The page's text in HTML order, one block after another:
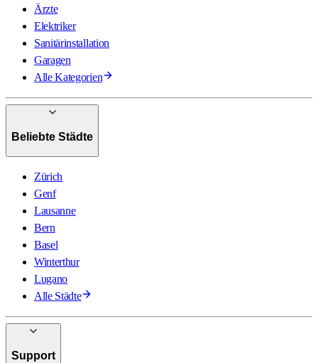
Ärzte
Elektriker
Sanitärinstallation
Garagen
Alle Kategorien
Beliebte Städte
Zürich
Genf
Lausanne
Bern
Basel
Winterthur
Lugano
Alle Städte
Support